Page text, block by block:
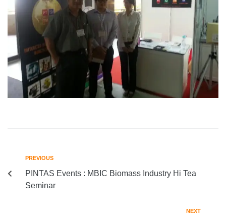
PREVIOUS
PINTAS Events : MBIC Biomass Industry Hi Tea
Seminar
NEXT